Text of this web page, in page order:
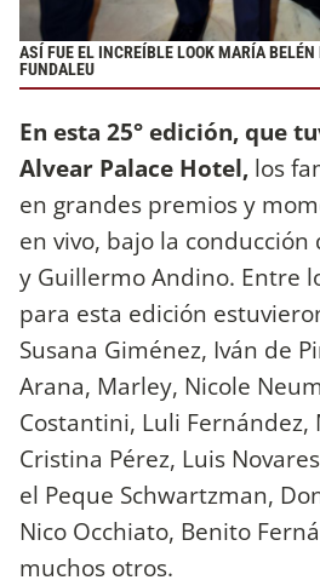
ASÍ FUE EL INCREÍBLE LOOK MARÍA
FUNDALEU
En esta 25° edición, que
Alvear Palace Hotel, los
en grandes premios y
en vivo, bajo la
y Guillermo Andino. Entre
para esta edición
Susana Giménez, Iván de
Arana, Marley, Nicole
Costantini, Luli Fernández,
Cristina Pérez, Luis
el Peque Schwartzman,
Nico Occhiato, Benito
muchos otros.